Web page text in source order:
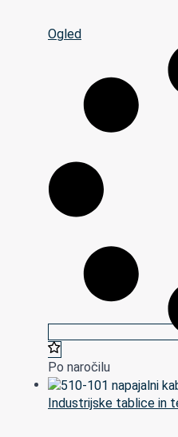
Ogled
Po naročilu
Industrijske tablice in